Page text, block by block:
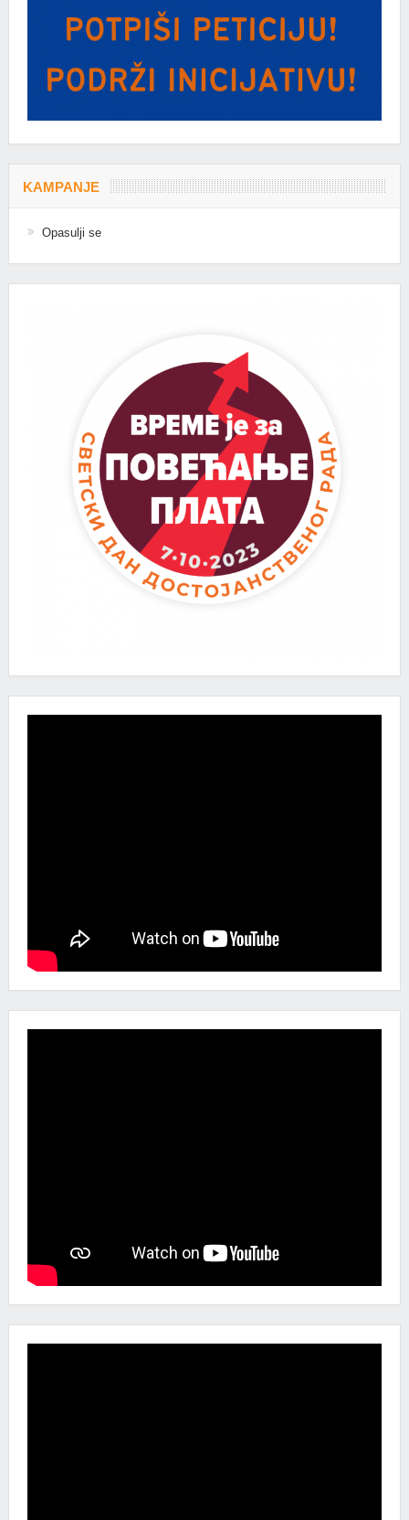
KAMPANJE
Opasulji se